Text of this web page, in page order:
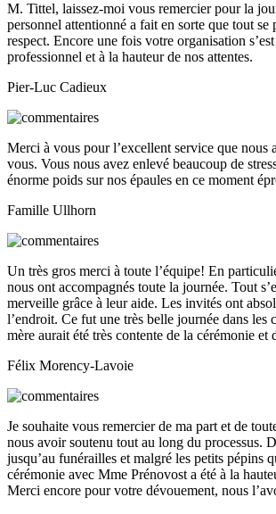
M. Tittel, laissez-moi vous remercier pour la
personnel attentionné a fait en sorte que tout se
respect. Encore une fois votre organisation
professionnel et à la hauteur de nos attentes.
Pier-Luc Cadieux
Merci à vous pour l’excellent service que nous
vous. Vous nous avez enlevé beaucoup de
énorme poids sur nos épaules en ce moment
Famille Ullhorn
Un très gros merci à toute l’équipe! En
nous ont accompagnés toute la journée. Tout
merveille grâce à leur aide. Les invités ont
l’endroit. Ce fut une très belle journée dans les
mère aurait été très contente de la cérémonie et
Félix Morency-Lavoie
Je souhaite vous remercier de ma part et de
nous avoir soutenu tout au long du processus.
jusqu’au funérailles et malgré les petits pépins
cérémonie avec Mme Prénovost a été à la
Merci encore pour votre dévouement, nous